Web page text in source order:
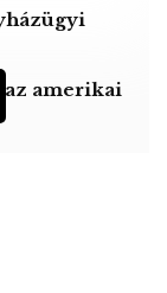
amerikai